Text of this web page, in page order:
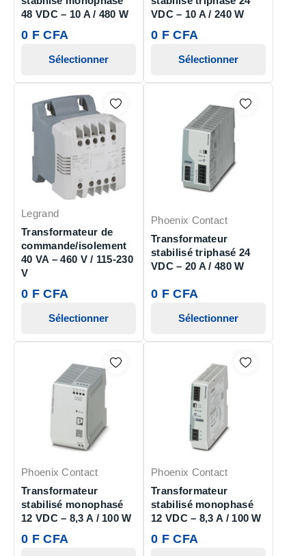
48 VDC – 10 A / 480 W
0 F CFA
Sélectionner
VDC – 10 A / 240 W
0 F CFA
Sélectionner
Legrand
Transformateur de
commande/isolement
40 VA – 460 V / 115-230
V
0 F CFA
Sélectionner
Phoenix Contact
Transformateur
stabilisé triphasé 24
VDC – 20 A / 480 W
0 F CFA
Sélectionner
Phoenix Contact
Transformateur
stabilisé monophasé
12 VDC – 8,3 A / 100 W
0 F CFA
Phoenix Contact
Transformateur
stabilisé monophasé
12 VDC – 8,3 A / 100 W
0 F CFA